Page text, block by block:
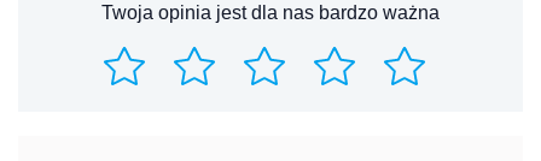
Twoja opinia jest dla nas bardzo ważna